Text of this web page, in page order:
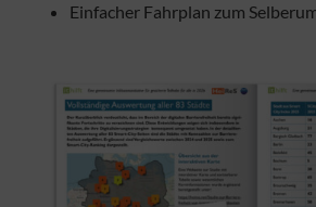
Einfacher Fahrplan zum